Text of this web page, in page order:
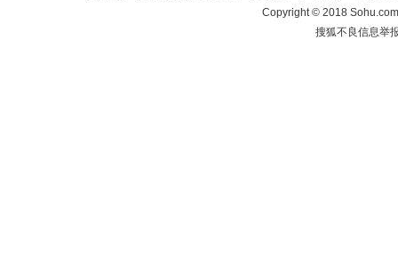
Copyright©2018
搜狐不良信息举